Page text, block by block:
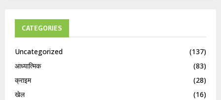
CATEGORIES
Uncategorized
(137)
आध्यात्मिक
(83)
क्राइम
(28)
खेल
(16)